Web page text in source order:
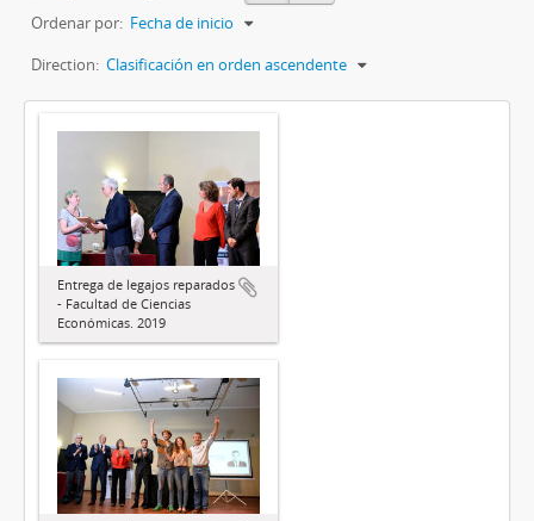
Ordenar por: Fecha de inicio
Direction: Clasificación en orden ascendente
Entrega de legajos reparados
- Facultad de Ciencias
Económicas. 2019